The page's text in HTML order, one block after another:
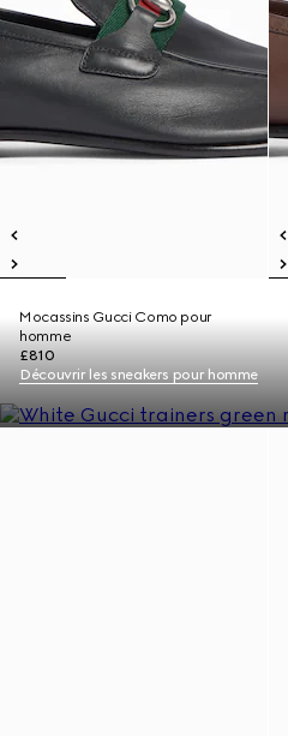
Mocassins Gucci Como pour
homme
£810
Découvrir les sneakers pour homme